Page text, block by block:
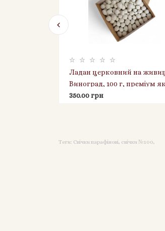
Ладан церковний на
Виноград, 100 г, преміум
350.00 грн
Теги: Свічки парафінові, свічки №100,